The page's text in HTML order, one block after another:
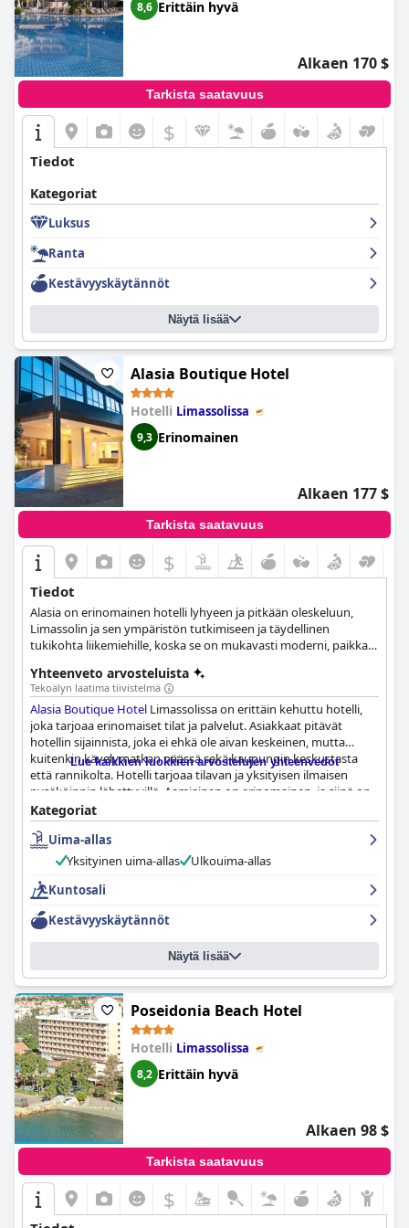
8,6 Erittäin hyvä
Alkaen 170 $
Tarkista saatavuus
$
Tiedot
Kategoriat
Luksus
Ranta
Kestävyyskäytännöt
Näytä lisää
Alasia Boutique Hotel
Hotelli Limassolissa
9,3 Erinomainen
Alkaen 177 $
Tarkista saatavuus
$
Tiedot
Alasia on erinomainen hotelli lyhyeen ja pitkään oleskeluun,
Limassolin ja sen ympäristön tutkimiseen ja täydellinen
tukikohta liikemiehille, koska se on mukavasti moderni, paikka,
Yhteenveto arvosteluista
Tekoälyn laatima tiivistelmä
Alasia Boutique Hotel Limassolissa on erittäin kehuttu hotelli,
joka tarjoaa erinomaiset tilat ja palvelut. Asiakkaat pitävät
hotellin sijainnista, joka ei ehkä ole aivan keskeinen, mutta
kuitenkin kävelymatkan päässä sekä kaupungin keskustasta
että rannikolta. Hotelli tarjoaa tilavan ja yksityisen ilmaisen
pysäköinnin lähettyvillä. Aamiainen on erinomainen, ja siinä on
hyvä valikoima ruokia, ja illalliskokemus on fantastinen
herkullisine ruokineen. Huoneet ovat siistejä, mukavia ja hyvin
varusteltuja, ja niissä on mukavia yksityiskohtia, kuten tuoreita
hedelmiä ja hyvä WiFi. Hotellin siisteys on erinomaista, ja
henkilökunta on ystävällistä, ammattitaitoista ja avuliasta.
Kylpylä- ja allasalue ovat hyvin hoidettuja, viihtyisiä ja
uskomattoman mukava, mikä takaa rauhallisen ja levollisen
yöunen. Hotelli on täydellinen liikematkailijoille ja tarjoaa
rauhallisen ja seesteisen tunnelman, joka sopii täydellisesti
romanttiseen lomaan. Kaiken kaikkiaanAlasia Boutique Hotel
on täydellinen boutique-hotelli, joka tarjoaa vierailleen
erinomaisen ja unohtumattoman kokemuksen.
Lue kaikkien luokkien arvostelujen yhteenvedot
Kategoriat
Uima-allas
Yksityinen uima-allas
Ulkouima-allas
Kuntosali
Kestävyyskäytännöt
Näytä lisää
Poseidonia Beach Hotel
Hotelli Limassolissa
8,2 Erittäin hyvä
Alkaen 98 $
Tarkista saatavuus
$